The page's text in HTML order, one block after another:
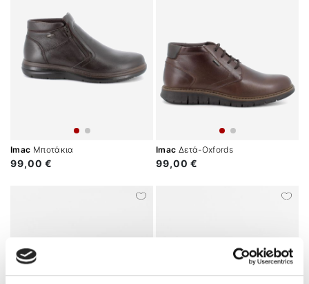
Imac Μποτάκια
99,00 €
Imac Δετά-Oxfords
99,00 €